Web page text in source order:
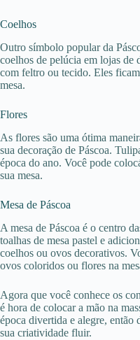
Coelhos
Outro símbolo popular da
coelhos de pelúcia em lojas de
com feltro ou tecido. Eles
mesa.
Flores
As flores são uma ótima
sua decoração de Páscoa.
época do ano. Você pode
sua mesa.
Mesa de Páscoa
A mesa de Páscoa é o centro
toalhas de mesa pastel e
coelhos ou ovos decorativos.
ovos coloridos ou flores na
Agora que você conhece os
é hora de colocar a mão na
época divertida e alegre, então
sua criatividade fluir.